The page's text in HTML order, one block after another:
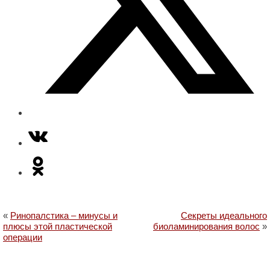
« Ринопалстика – минусы и
плюсы этой пластической
операции
Секреты идеального
биоламинирования волос »